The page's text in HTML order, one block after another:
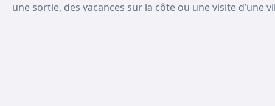
une sortie, des vacances sur la côte ou une visite d’une